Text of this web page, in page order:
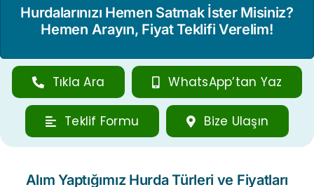
Hurdalarınızı Hemen Satmak İster Misiniz?
Hemen Arayın, Fiyat Teklifi Verelim!
Tıkla Ara WhatsApp’tan Yaz
Teklif Formu Bize Ulaşın
Alım Yaptığımız Hurda Türleri ve Fiyatları